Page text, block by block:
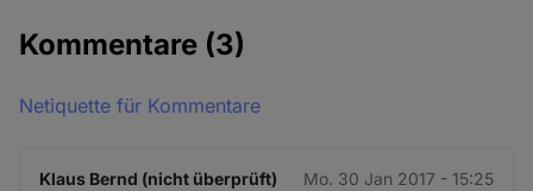
Kommentare (3)
Netiquette für Kommentare
Klaus Bernd (nicht überprüft) Mo. 30 Jan 2017 - 15:25